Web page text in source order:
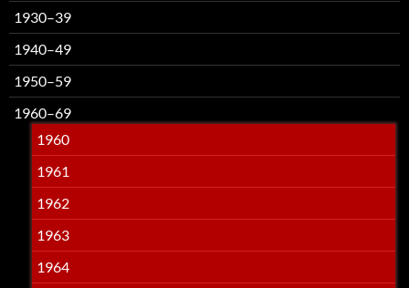
1930–39
1940–49
1950–59
1960–69
1960
1961
1962
1963
1964